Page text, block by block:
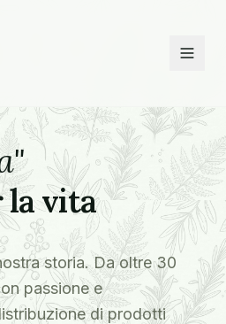
la vita
storia. Da oltre 30
passione e
di prodotti